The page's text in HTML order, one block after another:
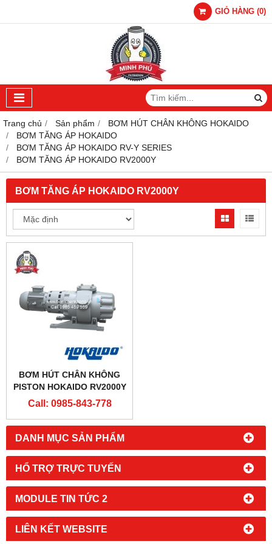
GIỎ HÀNG (0)
Trang chủ Sản phẩm
BƠM HÚT CHÂN KHÔNG HOKAIDO
BƠM TĂNG ÁP HOKAIDO
BƠM TĂNG ÁP HOKAIDO RV-Y SERIES
BƠM TĂNG ÁP HOKAIDO RV2000Y
DANH MỤC SẢN PHẨM
HỔ TRỢ TRỰC TUYẾN
MODULE TIN TỨC 2
LIÊN KẾT WEBSITE
BƠM TĂNG ÁP HOKAIDO RV2000Y
BƠM HÚT CHÂN KHÔNG
PISTON HOKAIDO RV2000Y
Call: 0985-843-778